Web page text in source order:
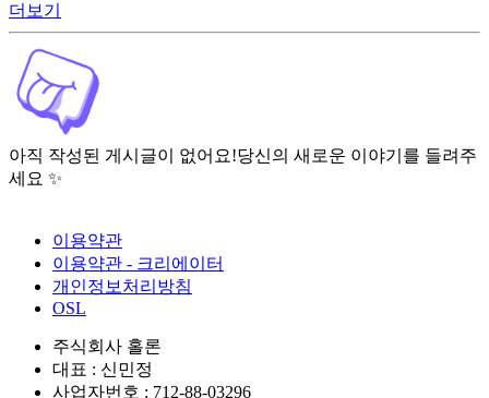
더보기
아직 작성된 게시글이 없어요!당신의 새로운 이야기를 들려주
세요 ✨
이용약관
이용약관 - 크리에이터
개인정보처리방침
OSL
주식회사 홀론
대표 : 신민정
사업자번호 : 712-88-03296